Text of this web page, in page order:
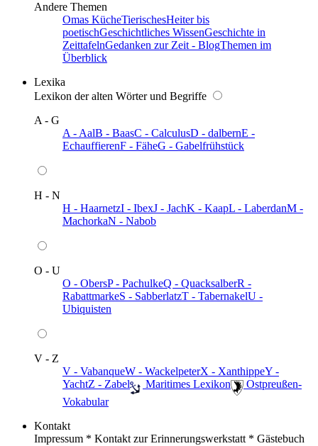
Andere Themen
Omas KücheTierischesHeiter bis
poetischGeschichtliches WissenGeschichte in
ZeittafelnGedanken zur Zeit - BlogThemen im
Überblick
Lexika
Lexikon der alten Wörter und Begriffe
A - G
A - AalB - BaasC - CalculusD - dalbernE -
EchauffierenF - FäheG - Gabelfrühstück
H - N
H - HaarnetzI - IbexJ - JachK - KaapL - LaberdanM -
MachorkaN - Nabob
O - U
O - ObersP - PachulkeQ - QuacksalberR -
RabattmarkeS - SabberlatzT - TabernakelU -
Ubiquisten
V - Z
V - VabanqueW - WackelpeterX - XanthippeY -
YachtZ - Zabel ️ Maritimes Lexikon
️ Ostpreußen-
Vokabular
Kontakt
Impressum * Kontakt zur Erinnerungswerkstatt * Gästebuch